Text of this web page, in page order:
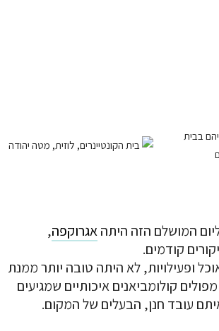
המושלם הזה היתהאגרוקפה,
קודמים.
ופעילויות, לא היתה טובה יותר ממנת
קולומביאנים איכותיים שמגיעים
עובד חנן, הבעלים של המקום.